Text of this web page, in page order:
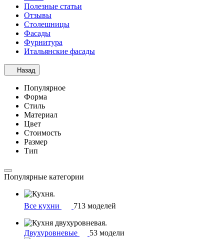
Полезные статьи
Отзывы
Столешницы
Фасады
Фурнитура
Итальянские фасады
Назад
Популярное
Форма
Стиль
Материал
Цвет
Стоимость
Размер
Тип
Популярные категории
Все кухни 713 моделей
Двухуровневые 53 модели